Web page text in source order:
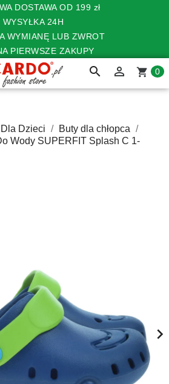
DOSTAWA OD 199 zł
WYSYŁKA 24H
WYMIANĘ LUB ZWROT
PIERWSZE ZAKUPY
search  shopping_cart 0
Dzieci
Buty dla chłopca
Wody SUPERFIT Splash C 1-
